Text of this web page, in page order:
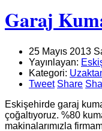
Garaj
25 Mayıs 2013
Yayınlayan:
Kategori:
Tweet Share
Eskişehirde garaj
çoğaltıyoruz. %80
makinalarımızla